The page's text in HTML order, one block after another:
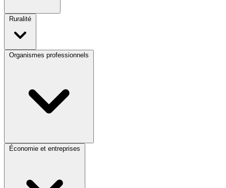
Ruralité
Organismes professionnels
Économie et entreprises